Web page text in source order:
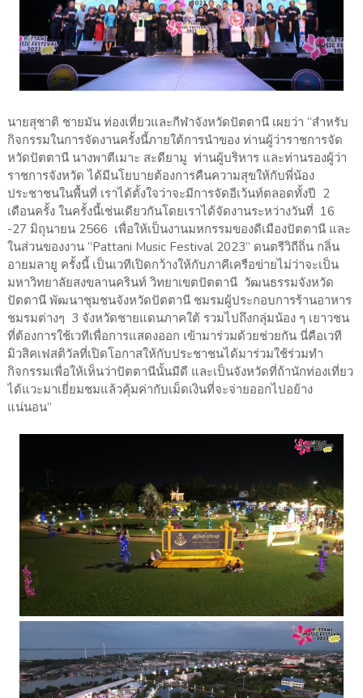
นายสุชาติ ชายมัน ท่องเที่ยวและกีฬาจังหวัดปัตตานี เผยว่า “สำหรับ
กิจกรรมในการจัดงานครั้งนี้ภายใต้การนำของ ท่านผู้ว่าราชการจัด
หวัดปัตตานี นางพาตีเมาะ สะดียามู ท่านผู้บริหาร และท่านรองผู้ว่า
ราชการจังหวัด ได้มีนโยบายต้องการคืนความสุขให้กับพี่น้อง
ประชาชนในพื้นที่ เราได้ตั้งใจว่าจะมีการจัดอีเว้นท์ตลอดทั้งปี 2
เดือนครั้ง ในครั้งนี้เช่นเดียวกันโดยเราได้จัดงานระหว่างวันที่ 16
-27 มิถุนายน 2566 เพื่อให้เป็นงานมหกรรมของดีเมืองปัตตานี และ
ในส่วนของงาน “Pattani Music Festival 2023” ดนตรีวิถีถิ่น กลิ่น
อายมลายู ครั้งนี้ เป็นเวทีเปิดกว้างให้กับภาคีเครือข่ายไม่ว่าจะเป็น
มหาวิทยาลัยสงขลานครินท์ วิทยาเขตปัตตานี วัฒนธรรมจังหวัด
ปัตตานี พัฒนาชุมชนจังหวัดปัตตานี ชมรมผู้ประกอบการร้านอาหาร
ชมรมต่างๆ 3 จังหวัดชายแดนภาคใต้ รวมไปถึงกลุ่มน้อง ๆ เยาวชน
ที่ต้องการใช้เวทีเพื่อการแสดงออก เข้ามาร่วมด้วยช่วยกัน นี่คือเวที
มิวสิคเฟสติวัลที่เปิดโอกาสให้กับประชาชนได้มาร่วมใช้ร่วมทำ
กิจกรรมเพื่อให้เห็นว่าปัตตานีนั้นมีดี และเป็นจังหวัดที่ถ้านักท่องเที่ยว
ได้แวะมาเยี่ยมชมแล้วคุ้มค่ากับเม็ดเงินที่จะจ่ายออกไปอย้าง
แน่นอน”